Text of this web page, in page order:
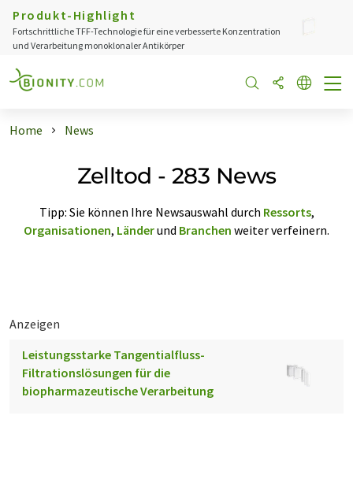
Produkt-Highlight
Fortschrittliche TFF-Technologie für eine verbesserte Konzentration
und Verarbeitung monoklonaler Antikörper
Home News
Zelltod - 283 News
Tipp: Sie können Ihre Newsauswahl durch Ressorts,
Organisationen, Länderund Branchen weiter verfeinern.
Anzeigen
Leistungsstarke Tangentialfluss-
Filtrationslösungen für die
biopharmazeutische Verarbeitung